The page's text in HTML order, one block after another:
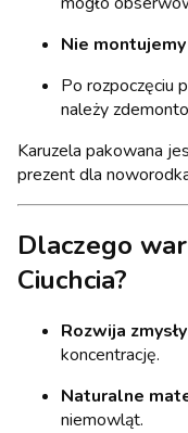
Nie
Po rozpoczęciu
należy
Karuzela pakowana
prezent dla
Dlaczego
Ciuchcia?
Rozwija
koncentrację.
Naturalne
niemowląt.